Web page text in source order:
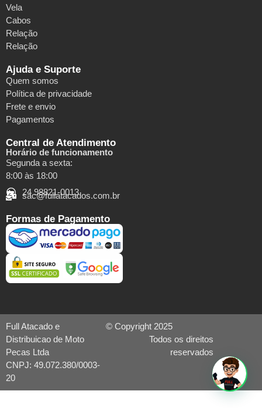
Vela
Cabos
Relação
Relação
Ajuda e Suporte
Quem somos
Política de privacidade
Frete e envio
Pagamentos
Central de Atendimento
Horário de funcionamento
Segunda a sexta:
8:00 às 18:00
24 98821-0013
sac@fullatacados.com.br
Formas de Pagamento
Full Atacado e
Distribuicao de Moto
Pecas Ltda
CNPJ: 49.072.380/0003-
20
© Copyright 2025
Todos os direitos
reservados